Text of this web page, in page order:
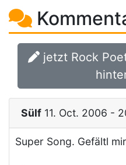
jetzt Rock
Sülf 11. Oct. 2006 -
Super Song. Gefältl